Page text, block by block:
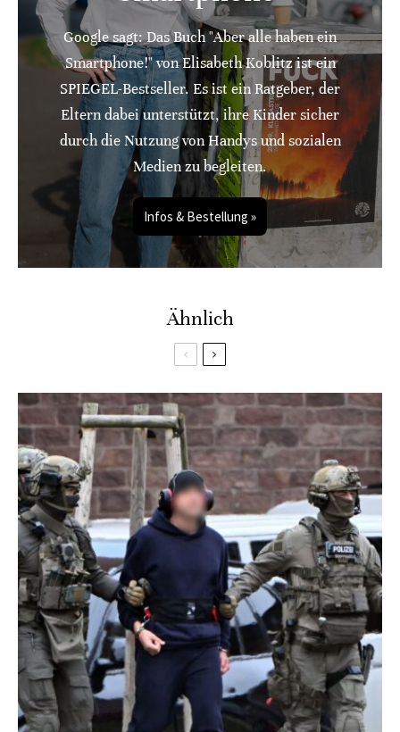
Google sagt: Das Buch "Aber alle haben ein
Smartphone!" von Elisabeth Koblitz ist ein
SPIEGEL-Bestseller. Es ist ein Ratgeber, der
Eltern dabei unterstützt, ihre Kinder sicher
durch die Nutzung von Handys und sozialen
Medien zu begleiten.
Infos & Bestellung »
Ähnlich